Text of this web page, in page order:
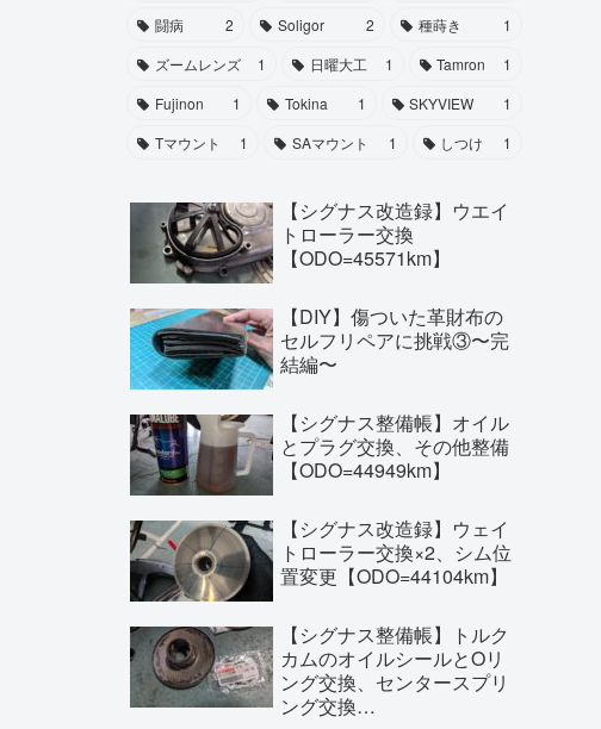
闘病
2 Soligor 2 種蒔き
1
ズームレンズ
1 日曜大工 1 Tamron
1
Fujinon
1 Tokina 1 SKYVIEW
1
Tマウント
1 SAマウント 1 しつけ 1
【シグナス改造録】ウエイ
トローラー交換
【ODO=45571km】
【DIY】傷ついた革財布の
セルフリペアに挑戦③〜完
結編〜
【シグナス整備帳】オイル
とプラグ交換、その他整備
【ODO=44949km】
【シグナス改造録】ウェイ
トローラー交換×2、シム位
置変更【ODO=44104km】
【シグナス整備帳】トルク
カムのオイルシールとOリ
ング交換、センタースプリ
ング交換